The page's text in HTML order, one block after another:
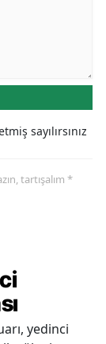
sayılırsınız
tartışalım *
yedinci